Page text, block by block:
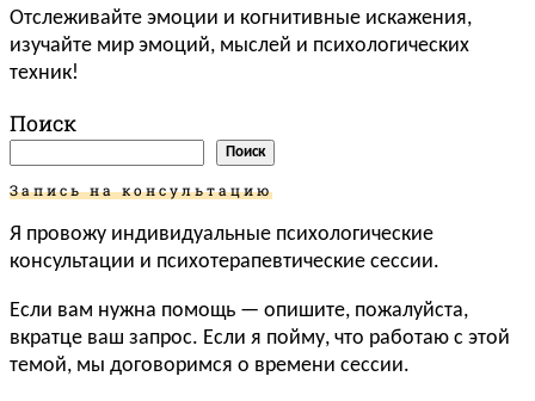
Отслеживайте эмоции и когнитивные искажения,
изучайте мир эмоций, мыслей и психологических
техник!
Поиск
Поиск
Запись на консультацию
Я провожу индивидуальные психологические
консультации и психотерапевтические сессии.
Если вам нужна помощь — опишите, пожалуйста,
вкратце ваш запрос. Если я пойму, что работаю с этой
темой, мы договоримся о времени сессии.